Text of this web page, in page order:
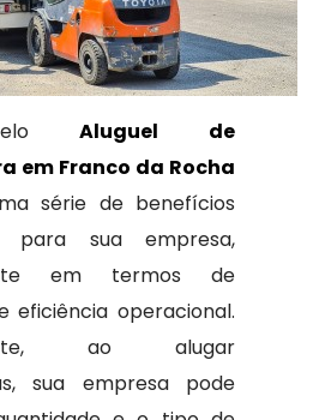
Aluguel de
em Franco da Rocha
série de benefícios
para sua empresa,
em termos de
eficiência operacional.
ao alugar
sua empresa pode